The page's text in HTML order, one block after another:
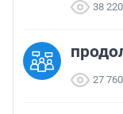
38 220
27 760